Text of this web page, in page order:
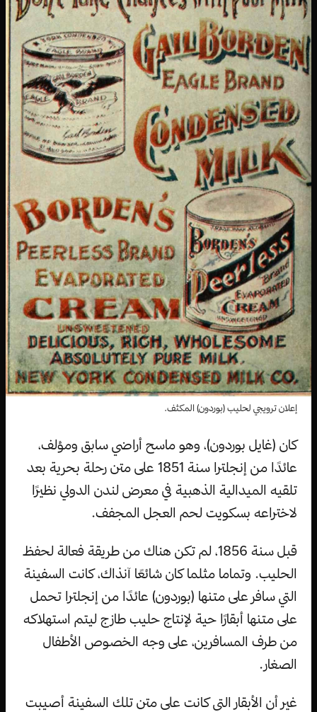
إعلان ترويجي لحليب (بوردون) المكثف.
كان (غايل بوردون)، وهو ماسح أراضي سابق ومؤلف،
عائدًا من إنجلترا سنة 1851 على متن رحلة بحرية بعد
تلقيه الميدالية الذهبية في معرض لندن الدولي نظيرًا
لاختراعه بسكويت لحم العجل المجفف.
قبل سنة 1856، لم تكن هناك من طريقة فعالة لحفظ
الحليب. وتماما مثلما كان شائعًا آنذاك، كانت السفينة
التي سافر على متنها (بوردون) عائدًا من إنجلترا تحمل
على متنها أبقارًا حية لإنتاج حليب طازج ليتم استهلاكه
من طرف المسافرين، على وجه الخصوص الأطفال
الصغار.
غير أن الأبقار التي كانت على متن تلك السفينة أصيبت